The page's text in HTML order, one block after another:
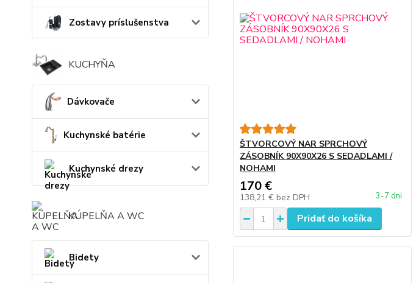
Zostavy príslušenstva
KUCHYŇA
Dávkovače
Kuchynské batérie
Kuchynské drezy
KÚPELŇA A WC
Bidety
ŠTVORCOVÝ NAR SPRCHOVÝ
ZÁSOBNÍK 90X90X26 S SEDADLAMI /
NOHAMI
170 €
138,21 € bez DPH 3-7 dni
Pridať do košíka